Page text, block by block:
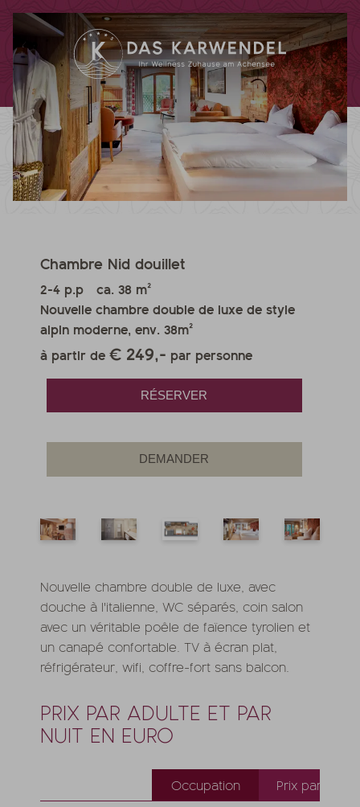
Chambre Nid douillet
2-4 p.p
ca. 38 m²
Nouvelle chambre double de luxe de style
alpin moderne, env. 38m²
à partir de € 249,- par personne
RÉSERVER
DEMANDER
Nouvelle chambre double de luxe, avec
douche à l'italienne, WC séparés, coin salon
avec un véritable poêle de faïence tyrolien et
un canapé confortable. TV à écran plat,
réfrigérateur, wifi, coffre-fort sans balcon.
PRIX PAR ADULTE ET PAR
NUIT EN EURO
Occupation
Prix par jour